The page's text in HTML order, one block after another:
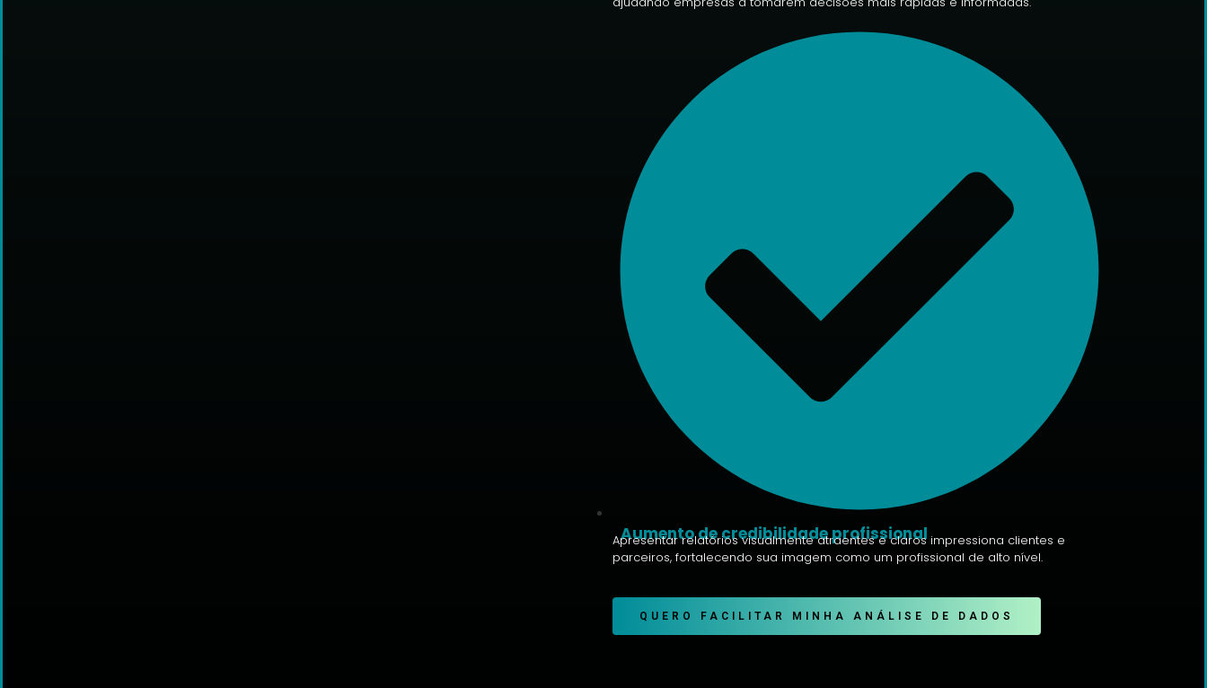
Aumento de credibilidade profissional
Apresentar relatórios visualmente atraentes e claros impressiona clientes e
parceiros, fortalecendo sua imagem como um profissional de alto nível.
QUERO FACILITAR MINHA ANÁLISE DE DADOS